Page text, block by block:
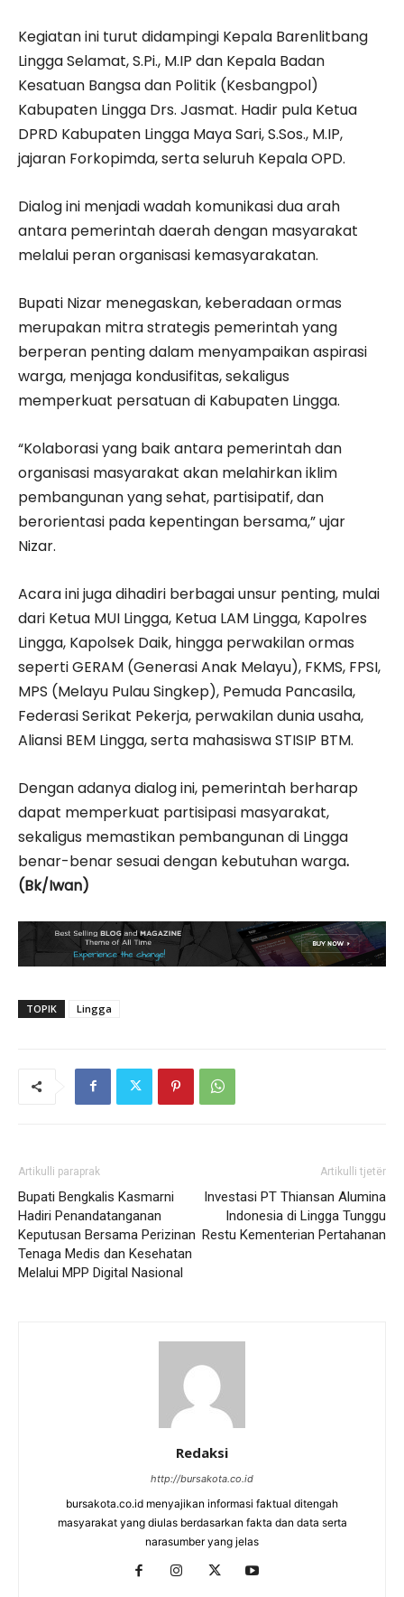
Kegiatan ini turut didampingi Kepala Barenlitbang
Lingga Selamat, S.Pi., M.IP dan Kepala Badan
Kesatuan Bangsa dan Politik (Kesbangpol)
Kabupaten Lingga Drs. Jasmat. Hadir pula Ketua
DPRD Kabupaten Lingga Maya Sari, S.Sos., M.IP,
jajaran Forkopimda, serta seluruh Kepala OPD.
Dialog ini menjadi wadah komunikasi dua arah
antara pemerintah daerah dengan masyarakat
melalui peran organisasi kemasyarakatan.
Bupati Nizar menegaskan, keberadaan ormas
merupakan mitra strategis pemerintah yang
berperan penting dalam menyampaikan aspirasi
warga, menjaga kondusifitas, sekaligus
memperkuat persatuan di Kabupaten Lingga.
“Kolaborasi yang baik antara pemerintah dan
organisasi masyarakat akan melahirkan iklim
pembangunan yang sehat, partisipatif, dan
berorientasi pada kepentingan bersama,” ujar
Nizar.
Acara ini juga dihadiri berbagai unsur penting, mulai
dari Ketua MUI Lingga, Ketua LAM Lingga, Kapolres
Lingga, Kapolsek Daik, hingga perwakilan ormas
seperti GERAM (Generasi Anak Melayu), FKMS, FPSI,
MPS (Melayu Pulau Singkep), Pemuda Pancasila,
Federasi Serikat Pekerja, perwakilan dunia usaha,
Aliansi BEM Lingga, serta mahasiswa STISIP BTM.
Dengan adanya dialog ini, pemerintah berharap
dapat memperkuat partisipasi masyarakat,
sekaligus memastikan pembangunan di Lingga
benar-benar sesuai dengan kebutuhan warga.
(Bk/Iwan)
TOPIK Lingga
Artikulli paraprak
Bupati Bengkalis Kasmarni
Hadiri Penandatanganan
Keputusan Bersama Perizinan
Tenaga Medis dan Kesehatan
Melalui MPP Digital Nasional
Artikulli tjetër
Investasi PT Thiansan Alumina
Indonesia di Lingga Tunggu
Restu Kementerian Pertahanan
Redaksi
http://bursakota.co.id
bursakota.co.id menyajikan informasi faktual ditengah
masyarakat yang diulas berdasarkan fakta dan data serta
narasumber yang jelas